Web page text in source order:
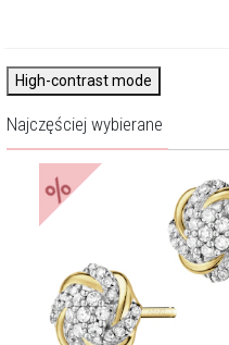
High-contrast mode
Najczęściej wybierane
%